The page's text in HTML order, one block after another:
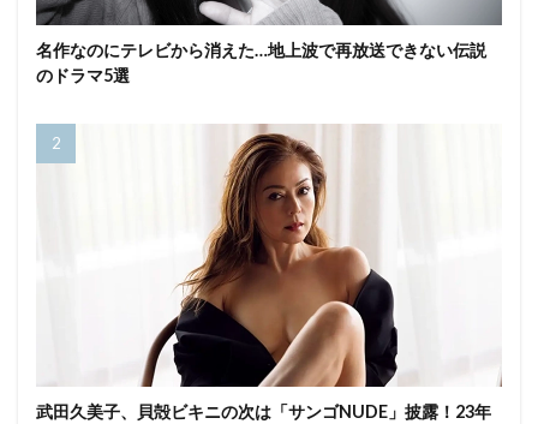
名作なのにテレビから消えた…地上波で再放送できない伝説
のドラマ5選
武田久美子、貝殻ビキニの次は「サンゴNUDE」披露！23年